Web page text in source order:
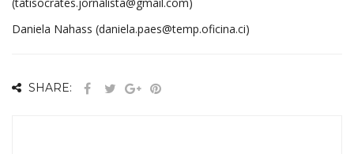
Daniela Nahass (daniela.paes@temp.oficina.ci)
SHARE: